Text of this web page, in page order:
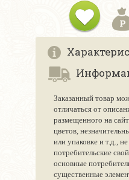
Заказанный товар
отличаться от
размещенного на
цветов,
или упаковке и т.д.,
потребительские
основные
существенные